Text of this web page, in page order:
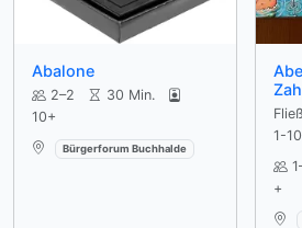
Abalone
2–2
30 Min.
10+
Verfügbar an:
Bürgerforum Buchhalde
1-
+